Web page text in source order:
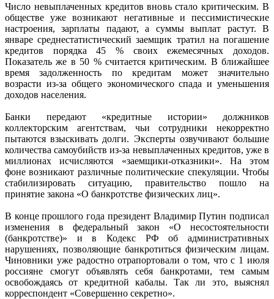
Число невыплаченных кредитов вновь стало критическим. В
обществе уже возникают негативные и пессимистические
настроения, зарплаты падают, а суммы выплат растут. В
январе среднестатистический заемщик тратил на погашение
кредитов порядка 45 % своих ежемесячных доходов.
Показатель же в 50 % считается критическим. В ближайшее
время задолженность по кредитам может значительно
возрасти из-за общего экономического спада и уменьшения
доходов населения.
Банки передают «кредитные истории» должников
коллекторским агентствам, чьи сотрудники некорректно
пытаются взыскивать долги. Эксперты озвучивают большие
количества самоубийств из-за невыплаченных кредитов, уже в
миллионах исчисляются «заемщики-отказники». На этом
фоне возникают различные политические спекуляции. Чтобы
стабилизировать ситуацию, правительство пошло на
принятие закона «О банкротстве физических лиц».
В конце прошлого года президент Владимир Путин подписал
изменения в федеральный закон «О несостоятельности
(банкротстве)» и в Кодекс РФ об административных
нарушениях, позволяющие банкротиться физическим лицам.
Чиновники уже радостно отрапортовали о том, что с 1 июля
россияне смогут объявлять себя банкротами, тем самым
освобождаясь от кредитной кабалы. Так ли это, выяснял
корреспондент «Совершенно секретно».